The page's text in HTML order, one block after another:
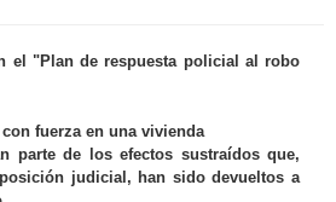
el "Plan de respuesta policial al robo
fuerza en una vivienda
parte de los efectos sustraídos que,
judicial, han sido devueltos a